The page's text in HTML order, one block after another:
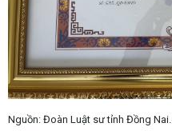
Nguồn: Đoàn Luật sư tỉnh Đồng Nai.